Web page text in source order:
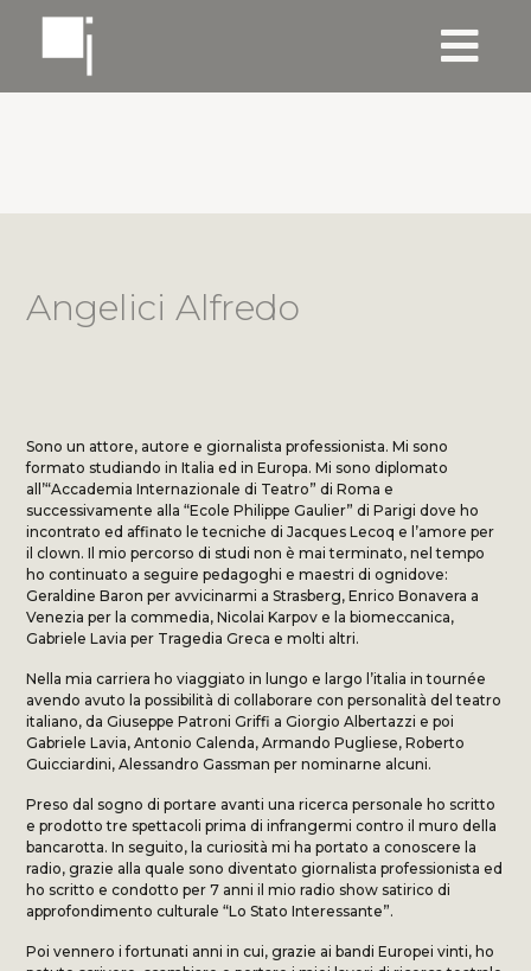
Angelici Alfredo
Sono un attore, autore e giornalista professionista. Mi sono
formato studiando in Italia ed in Europa. Mi sono diplomato
all’“Accademia Internazionale di Teatro” di Roma e
successivamente alla “Ecole Philippe Gaulier” di Parigi dove ho
incontrato ed affinato le tecniche di Jacques Lecoq e l’amore per
il clown. Il mio percorso di studi non è mai terminato, nel tempo
ho continuato a seguire pedagoghi e maestri di ognidove:
Geraldine Baron per avvicinarmi a Strasberg, Enrico Bonavera a
Venezia per la commedia, Nicolai Karpov e la biomeccanica,
Gabriele Lavia per Tragedia Greca e molti altri.
Nella mia carriera ho viaggiato in lungo e largo l’italia in tournée
avendo avuto la possibilità di collaborare con personalità del teatro
italiano, da Giuseppe Patroni Griffi a Giorgio Albertazzi e poi
Gabriele Lavia, Antonio Calenda, Armando Pugliese, Roberto
Guicciardini, Alessandro Gassman per nominarne alcuni.
Preso dal sogno di portare avanti una ricerca personale ho scritto
e prodotto tre spettacoli prima di infrangermi contro il muro della
bancarotta. In seguito, la curiosità mi ha portato a conoscere la
radio, grazie alla quale sono diventato giornalista professionista ed
ho scritto e condotto per 7 anni il mio radio show satirico di
approfondimento culturale “Lo Stato Interessante”.
Poi vennero i fortunati anni in cui, grazie ai bandi Europei vinti, ho